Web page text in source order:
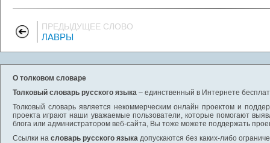
ПРЕДЫДУЩЕЕ СЛОВО
ЛАВРЫ
О толковом словаре
Толковый словарь русского языка – единственный в Интернете
Толковый словарь является некоммерческим онлайн проектом и
проекта играют наши уважаемые пользователи, которые помогают
блога или администратором веб-сайта, Вы тоже можете поддержать
Ссылки на словарь русского языка допускаются без каких-либо